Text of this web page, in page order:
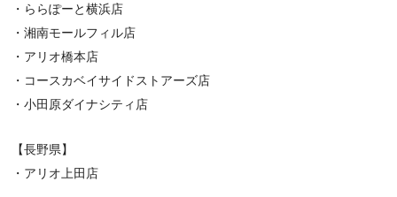
・ららぽーと横浜店
・湘南モールフィル店
・アリオ橋本店
・コースカベイサイドストアーズ店
・小田原ダイナシティ店
【長野県】
・アリオ上田店